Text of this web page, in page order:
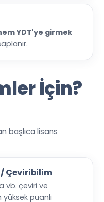
YDT'ye girmek
İçin?
başlıca lisans
Çeviribilim
vb. çeviri ve
puanlı